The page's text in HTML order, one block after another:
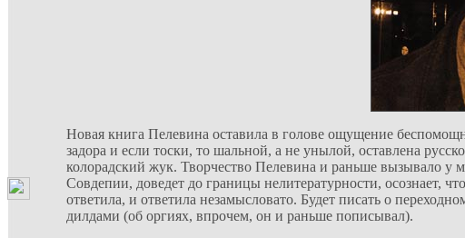
Новая книга Пелевина оставила в голове ощущение
задора и если тоски, то шальной, а не унылой, оставлена
колорадский жук. Творчество Пелевина и раньше вызывало у
Совдепии, доведет до границы нелитературности, осознает,
ответила, и ответила незамысловато. Будет писать о
дилдами (об оргиях, впрочем, он и раньше пописывал).